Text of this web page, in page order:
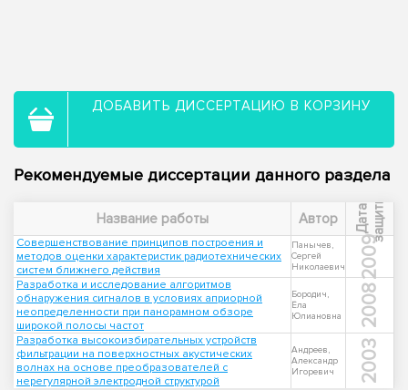
ДОБАВИТЬ ДИССЕРТАЦИЮ В КОРЗИНУ
Рекомендуемые диссертации данного раздела
Название работы Автор Д
а
т
а
з
а
щ
и
т ы
Совершенствование принципов построения и
методов оценки характеристик радиотехнических
систем ближнего действия
Панычев,
Сергей
Николаевич
2009
Разработка и исследование алгоритмов
обнаружения сигналов в условиях априорной
неопределенности при панорамном обзоре
широкой полосы частот
Бородич,
Ёла
Юлиановна
2008
Разработка высокоизбирательных устройств
фильтрации на поверхностных акустических
волнах на основе преобразователей с
нерегулярной электродной структурой
Андреев,
Александр
Игоревич
2003